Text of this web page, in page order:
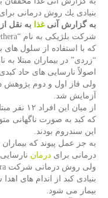
بنیادی یك روش درمانی برای
به گزارش آنی غذابه نقل از
كه با استفاده از سلول های
“زردی” در بیماران مبتلا به
اصولاً نارسایی های حاد
آزمایش شد.
از میان این
این سندروم بودند.
به جز عمل پیوند كه
درمانی برای درماننارسایی
بنیادی كبد از اندام های
بیمار می شود.